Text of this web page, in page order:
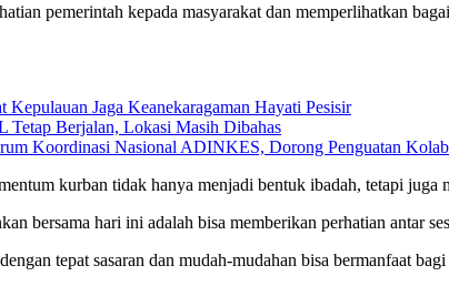
pemerintah kepada masyarakat dan memperlihatkan
Jaga Keanekaragaman Hayati Pesisir
Tetap Berjalan, Lokasi Masih Dibahas
Koordinasi Nasional ADINKES, Dorong Penguatan
kurban tidak hanya menjadi bentuk ibadah, tetapi juga
bersama hari ini adalah bisa memberikan perhatian antar
tepat sasaran dan mudah-mudahan bisa bermanfaat